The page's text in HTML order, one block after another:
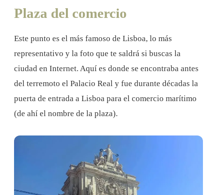
Plaza del comercio
Este punto es el más famoso de Lisboa, lo más
representativo y la foto que te saldrá si buscas la
ciudad en Internet. Aquí es donde se encontraba antes
del terremoto el Palacio Real y fue durante décadas la
puerta de entrada a Lisboa para el comercio marítimo
(de ahí el nombre de la plaza).